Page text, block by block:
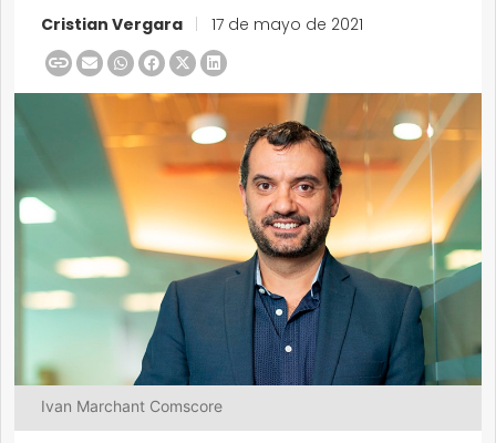
Cristian Vergara 17 de mayo de 2021
Ivan Marchant Comscore